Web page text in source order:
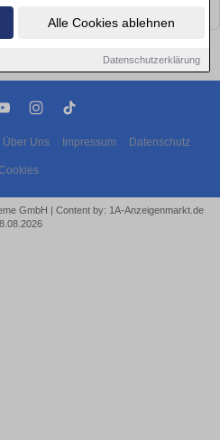
Alle Cookies ablehnen
Datenschutzerklärung
Über Uns Impressum Datenschutz
GmbH | Content by: 1A-Anzeigenmarkt.de